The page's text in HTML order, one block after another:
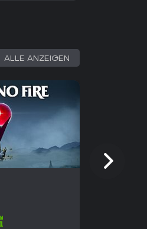
ALLE ANZEIGEN